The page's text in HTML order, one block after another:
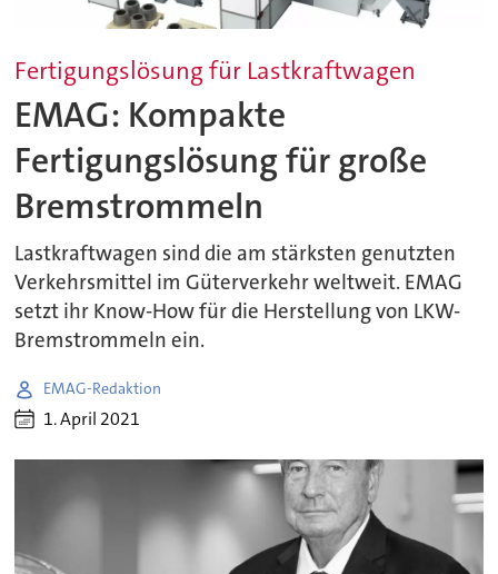
Fertigungslösung für Lastkraftwagen
EMAG: Kompakte
Fertigungslösung für große
Bremstrommeln
Lastkraftwagen sind die am stärksten genutzten
Verkehrsmittel im Güterverkehr weltweit. EMAG
setzt ihr Know-How für die Herstellung von LKW-
Bremstrommeln ein.
EMAG-Redaktion
1. April 2021